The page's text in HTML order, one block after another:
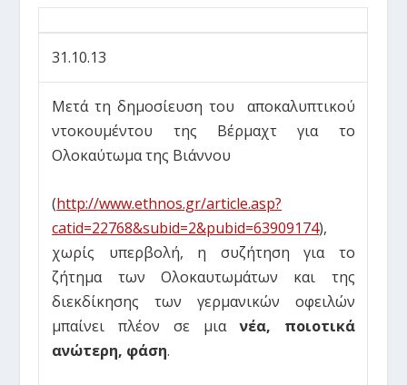
31.10.13
Μετά τη δημοσίευση του αποκαλυπτικού
ντοκουμέντου της Βέρμαχτ για το
Ολοκαύτωμα της Βιάννου
(http://www.ethnos.gr/article.asp?
catid=22768&subid=2&pubid=63909174),
χωρίς υπερβολή, η συζήτηση για το
ζήτημα των Ολοκαυτωμάτων και της
διεκδίκησης των γερμανικών οφειλών
μπαίνει πλέον σε μιανέα, ποιοτικά
ανώτερη, φάση.